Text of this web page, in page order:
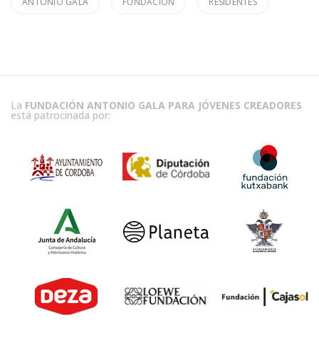
La FUNDACIÓN ANTONIO GALA PARA JÓVENES CREADORES
está patrocinada por: